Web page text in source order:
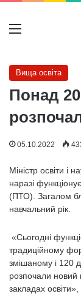
Меню
Вища освіта
Понад
05.10.2022
Міністр освіти і
наразі
(ПТО). Загалом
навчальний рік.
«Сьогодні
традиційному
змішаному і 120
розпочали новий
закладах